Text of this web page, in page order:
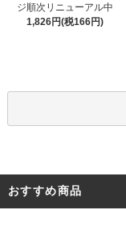
ジ順次リニューアル中
1,826円(税166円)
おすすめ商品